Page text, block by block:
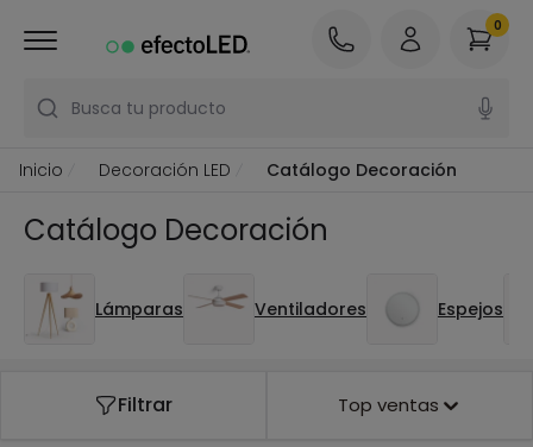
Busca tu producto
0
Inicio Decoración LED Catálogo Decoración
Catálogo Decoración
Lámparas Ventiladores Espejos
Filtrar Top ventas